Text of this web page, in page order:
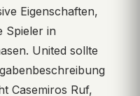
Eigenschaften,
Spieler in
United sollte
Casemiros Ruf,